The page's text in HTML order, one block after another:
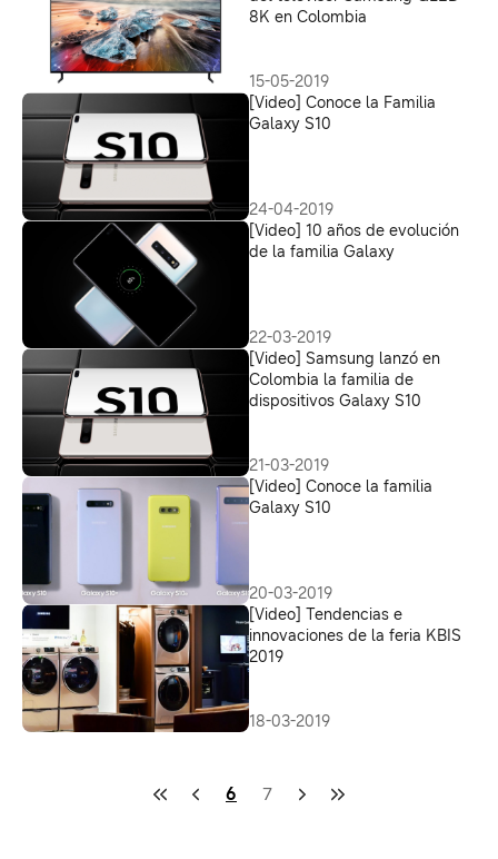
8K en Colombia
15-05-2019
[Video] Conoce la Familia
Galaxy S10
24-04-2019
[Video] 10 años de evolución
de la familia Galaxy
22-03-2019
[Video] Samsung lanzó en
Colombia la familia de
dispositivos Galaxy S10
21-03-2019
[Video] Conoce la familia
Galaxy S10
20-03-2019
[Video] Tendencias e
innovaciones de la feria KBIS
2019
18-03-2019
6 7